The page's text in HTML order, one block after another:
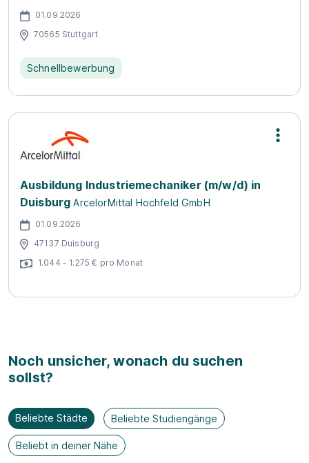
01.09.2026
70565 Stuttgart
Schnellbewerbung
Ausbildung Industriemechaniker (m/w/d) in
Duisburg ArcelorMittal Hochfeld GmbH
01.09.2026
47137 Duisburg
1.044 - 1.275 € pro Monat
Noch unsicher, wonach du suchen
sollst?
Beliebte Städte Beliebte Studiengänge
Beliebt in deiner Nähe